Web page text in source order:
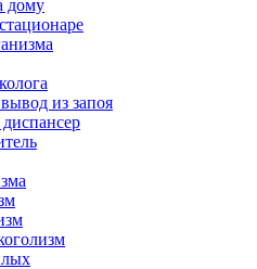
дому
из запоя